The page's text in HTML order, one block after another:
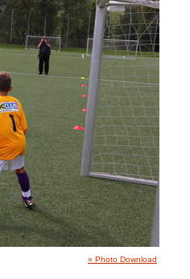
» Photo Download